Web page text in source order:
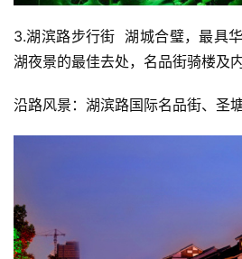
3.湖滨路步行街  湖城合璧，最具
湖夜景的最佳去处，名品街骑楼及
沿路风景：湖滨路国际名品街、圣